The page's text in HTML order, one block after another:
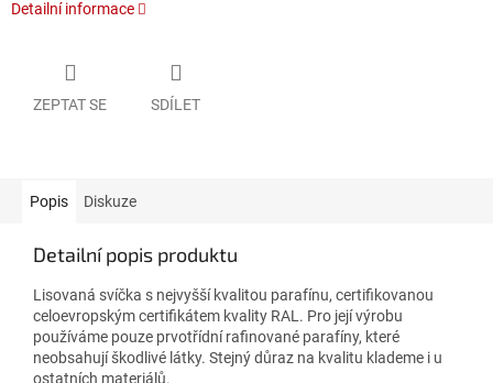
Detailní informace
ZEPTAT SE SDÍLET
Popis Diskuze
Detailní popis produktu
Lisovaná svíčka s nejvyšší kvalitou parafínu, certifikovanou
celoevropským certifikátem kvality RAL. Pro její výrobu
používáme pouze prvotřídní rafinované parafíny, které
neobsahují škodlivé látky. Stejný důraz na kvalitu klademe i u
ostatních materiálů.